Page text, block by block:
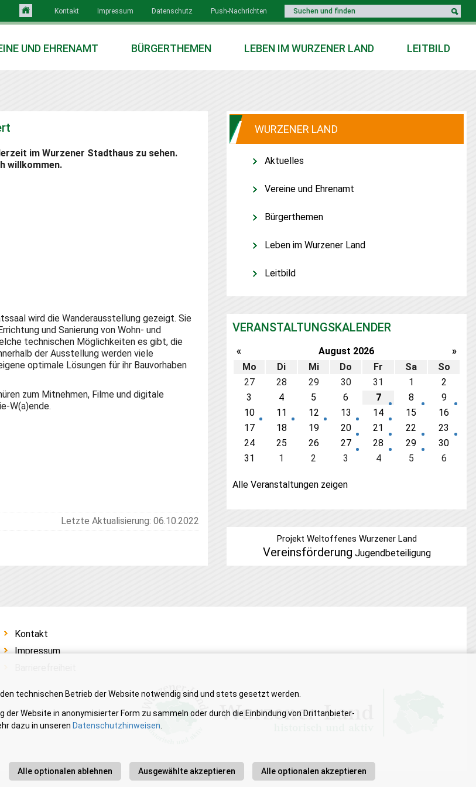
Kontakt Impressum Datenschutz Push-Nachrichten
UND EHRENAMT BÜRGERTHEMEN LEBEN IM WURZENER LAND LEITBILD
im Wurzener Stadthaus zu sehen.
willkommen.
wird die Wanderausstellung gezeigt. Sie
und Sanierung von Wohn- und
technischen Möglichkeiten es gibt, die
der Ausstellung werden viele
optimale Lösungen für ihr Bauvorhaben
zum Mitnehmen, Filme und digitale
W(a)ende.
Letzte Aktualisierung: 06.10.2022
WURZENER LAND
Aktuelles
Vereine und Ehrenamt
Bürgerthemen
Leben im Wurzener Land
Leitbild
VERANSTALTUNGSKALENDER
« August 2026
»
Mo
Di Mi Do Fr Sa
So
27
28 29 30 31 1
2
3
4 5 6 7 8
9
10
11 12 13 14 15
16
17
18 19 20 21 22
23
24
25 26 27 28 29
30
31
1 2 3 4 5 6
Alle Veranstaltungen zeigen
Projekt Weltoffenes Wurzener Land
Vereinsförderung Jugendbeteiligung
Kontakt
Impressum
technischen Betrieb der Website notwendig sind und stets gesetzt werden.
Website in anonymisierter Form zu sammeln oder durch die Einbindung von Drittanbieter-
dazu in unseren Datenschutzhinweisen
Alle optionalen ablehnen Ausgewählte akzeptieren Alle optionalen akzeptieren